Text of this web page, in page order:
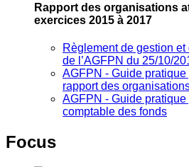
Rapport des organisations
exercices 2015 à 2017
Règlement de gestion et
de l’AGFPN du 25/10/
AGFPN ‐ Guide
rapport des
AGFPN ‐ Guide
comptable des fonds
Focus